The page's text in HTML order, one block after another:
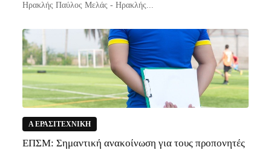
Ηρακλής Παύλος Μελάς - Ηρακλής...
Α ΕΡΑΣΙΤΕΧΝΙΚΗ
ΕΠΣΜ: Σημαντική ανακοίνωση για τους προπονητές